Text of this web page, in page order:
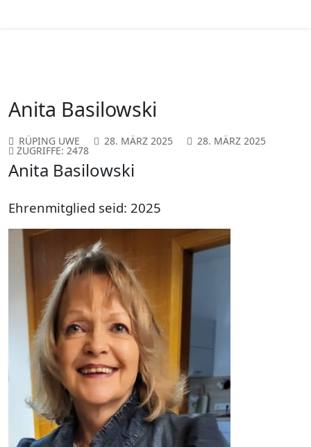
Anita Basilowski
RÜPING UWE 28. MÄRZ 2025 28. MÄRZ 2025
ZUGRIFFE: 2478
Anita Basilowski
Ehrenmitglied seid: 2025